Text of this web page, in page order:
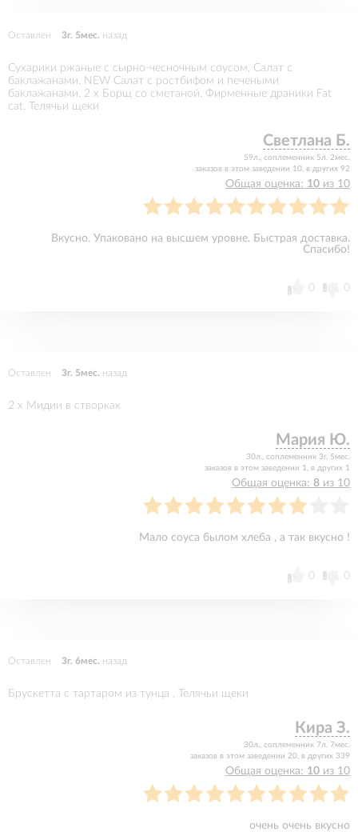
Оставлен 3г. 5мес. назад
Сухарики ржаные с сырно-чесночным соусом, Салат с
баклажанами, NEW Салат с ростбифом и печеными
баклажанами, 2 x Борщ со сметаной, Фирменные драники Fat
cat, Телячьи щеки
Светлана Б.
59л., соплеменник 5л. 2мес.
заказов в этом заведении 10, в других 92
Общая оценка: 10 из 10
Вкусно. Упаковано на высшем уровне. Быстрая доставка.
Спасибо!
0 0
Оставлен 3г. 5мес. назад
2 x Мидии в створках
Мария Ю.
30л., соплеменник 3г. 5мес.
заказов в этом заведении 1, в других 1
Общая оценка: 8 из 10
Мало соуса былом хлеба , а так вкусно !
0 0
Оставлен 3г. 6мес. назад
Брускетта с тартаром из тунца , Телячьи щеки
Кира З.
30л., соплеменник 7л. 7мес.
заказов в этом заведении 20, в других 339
Общая оценка: 10 из 10
очень очень вкусно